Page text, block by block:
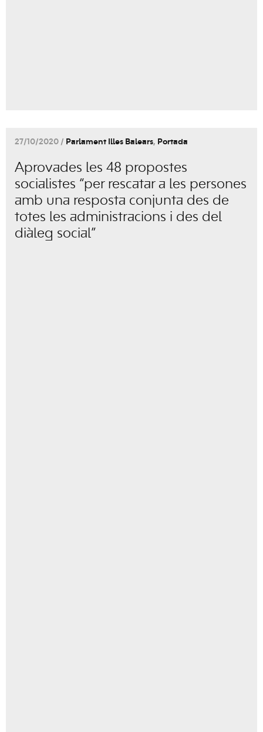
27/10/2020 / Parlament Illes Balears, Portada
Aprovades les 48 propostes
socialistes “per rescatar a les persones
amb una resposta conjunta des de
totes les administracions i des del
diàleg social”